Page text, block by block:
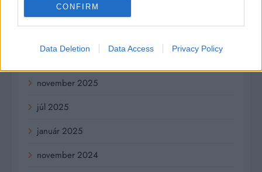
CONFIRM
Data Deletion Data Access Privacy Policy
júl 2026
november 2025
júl 2025
január 2025
november 2024